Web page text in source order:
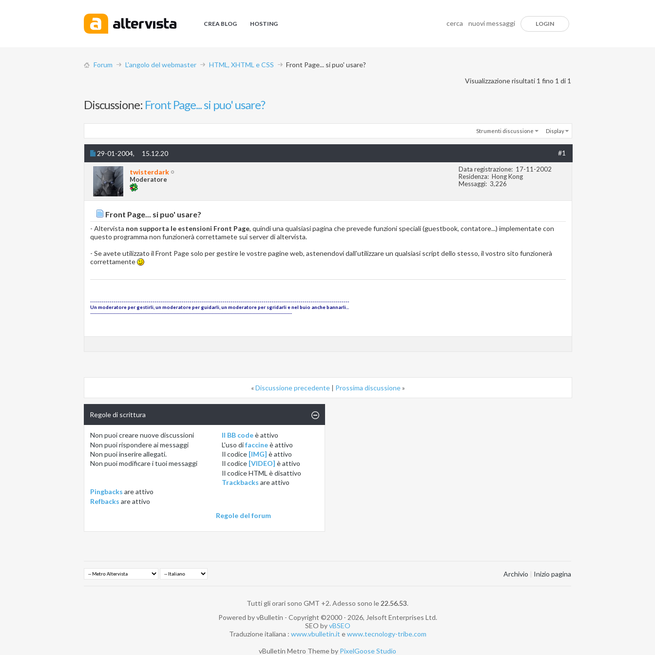
CREA BLOG HOSTING cerca nuovi messaggi LOGIN
Forum L'angolo del webmaster HTML, XHTML e CSS
Front Page... si puo' usare?
Visualizzazione risultati 1 fino 1 di 1
Discussione: Front Page... si puo' usare?
Strumenti discussione Display
29-01-2004, 15.12.20 #1
twisterdark
Moderatore
Data registrazione
17-11-2002
Residenza
Hong Kong
Messaggi 3,226
Front Page... si puo' usare?
- Altervista non supporta le estensioni Front Page, quindi una qualsiasi pagina che prevede funzioni speciali (guestbook, contatore...) implementate con
questo programma non funzionerà correttamete sui server di altervista.
- Se avete utilizzato il Front Page solo per gestire le vostre pagine web, astenendovi dall'utilizzare un qualsiasi script dello stesso, il vostro sito funzionerà
correttamente
-------------------------------------------------------------------------------------------------------------------------------------
Un moderatore per gestirli, un moderatore per guidarli, un moderatore per sgridarli e nel buio anche bannarli...
------------------------------------------------------------------------------------------------------------------------------------------
«Discussione precedente | Prossima discussione»
Regole di scrittura
Non puoicreare nuove discussioni
Non puoirispondere ai messaggi
Non puoiinserire allegati.
Non puoimodificare i tuoi messaggi
Il BB codeèattivo
L'uso difaccineèattivo
Il codice [IMG] èattivo
Il codice [VIDEO] èattivo
Il codice HTML èdisattivo
Trackbacks areattivo
Pingbacks areattivo
Refbacks areattivo
Regole del forum
Archivio | Inizio pagina
Tutti gli orari sono GMT +2. Adesso sono le 22.56.53.
Powered by vBulletin - Copyright ©2000 - 2026, Jelsoft Enterprises Ltd.
SEO byvBSEO
Traduzione italiana : www.vbulletin.it ewww.tecnology-tribe.com
vBulletin Metro Theme by PixelGoose Studio